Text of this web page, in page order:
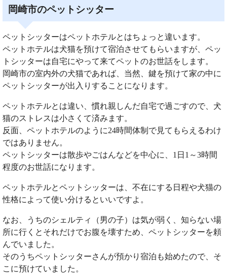
岡崎市のペットシッター
ペットシッターはペットホテルとはちょっと違います。
ペットホテルは犬猫を預けて宿泊させてもらいますが、ペッ
トシッターは自宅にやって来てペットのお世話をします。
岡崎市の室内外の犬猫であれば、当然、鍵を預けて家の中に
ペットシッターが出入りすることになります。
ペットホテルとは違い、慣れ親しんだ自宅で過ごすので、犬
猫のストレスは小さくて済みます。
反面、ペットホテルのように24時間体制で見てもらえるわけ
ではありません。
ペットシッターは散歩やごはんなどを中心に、1日1～3時間
程度のお世話になります。
ペットホテルとペットシッターは、不在にする日程や犬猫の
性格によって使い分けるといいですよ。
なお、うちのシェルティ（男の子）は気が弱く、知らない場
所に行くとそれだけでお腹を壊すため、ペットシッターを頼
んでいました。
そのうちペットシッターさんが預かり宿泊も始めたので、そ
こに預けていました。